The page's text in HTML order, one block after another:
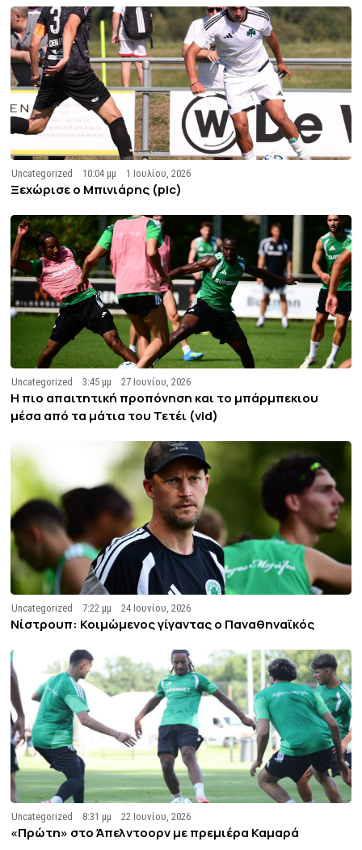
Uncategorized 10:04 μμ 1 Ιουλίου, 2026
Ξεχώρισε ο Μπινιάρης (pic)
Uncategorized 3:45 μμ 27 Ιουνίου, 2026
Η πιο απαιτητική προπόνηση και το μπάρμπεκιου
μέσα από τα μάτια του Τετέι (vid)
Uncategorized 7:22 μμ 24 Ιουνίου, 2026
Νίστρουπ: Κοιμώμενος γίγαντας ο Παναθηναϊκός
Uncategorized 8:31 μμ 22 Ιουνίου, 2026
«Πρώτη» στο Άπελντοορν με πρεμιέρα Καμαρά